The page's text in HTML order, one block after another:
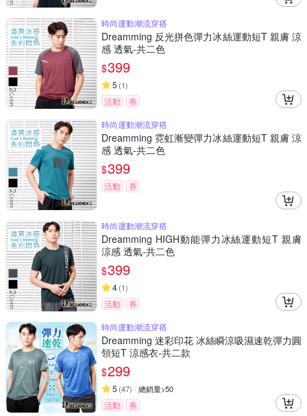
時尚運動潮流穿搭
Dreamming 反光拼色彈力冰絲運動短T 親膚 涼
感 透氣-共二色
$399
5 (1)
活動
券
時尚運動潮流穿搭
Dreamming 霓虹漸變彈力冰絲運動短T 親膚 涼
感 透氣-共二色
$399
活動 券
時尚運動潮流穿搭
Dreamming HIGH動能彈力冰絲運動短T 親膚
涼感 透氣-共二色
$399
4(1)
活動
券
時尚運動潮流穿搭
Dreamming 迷彩印花 冰絲瞬涼吸濕速乾彈力圓
領短T 涼感衣-共二款
$299
5 (47) 總銷量>50
活動
券